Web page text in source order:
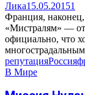
Лика15.05.20151
Франция,
«Мистралям» —
официально, что
репутацияРоссия
В Мире